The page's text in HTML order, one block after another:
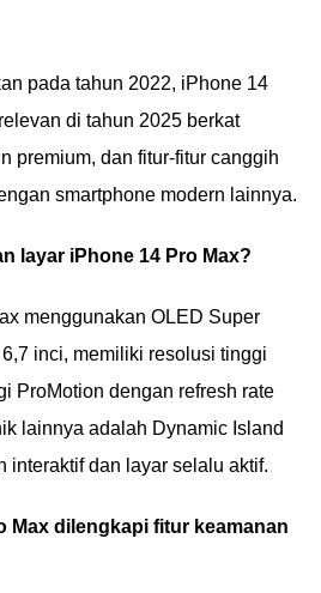
pada tahun 2022, iPhone 14
di tahun 2025 berkat
premium, dan fitur-fitur canggih
smartphone modern lainnya.
layar iPhone 14 Pro Max?
menggunakan OLED Super
inci, memiliki resolusi tinggi
ProMotion dengan refresh rate
lainnya adalah Dynamic Island
interaktif dan layar selalu aktif.
Max dilengkapi fitur keamanan